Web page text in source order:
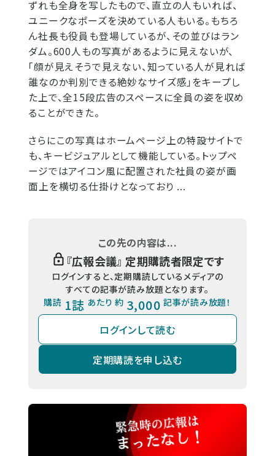
ずれも全身を写したもので、直立の人もいれば、
ユニークなポーズを決めている人もいる。もちろ
ん社長も役員も登場しているが、その並びはラン
ダム。600人もの写真があるように見えないが、
「顔が見えそうで見えない、知っている人が見れば
誰なのか判別できる絶妙なサイズ感」をキープし
た上で、全15段広告のスペースに全員の姿を収め
ることができた。
さらにこの写真はホームページ上の特設サイトで
も、キービジュアルとして機能している。トップペ
ージではアイコン風に配置された社員の姿が画
面上を横切る仕掛けとなっており ...
この先の内容は...
『広報会議』 定期購読者限定です
ログインすると、定期購読しているメディアの
すべての記事が読み放題となります。
購読 1誌 あたり 約 3,000 記事が読み放題！
ログインして読む
定期購読を申し込む